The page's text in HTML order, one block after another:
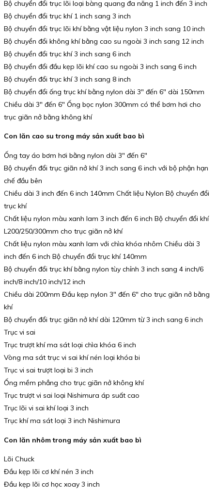
Bộ chuyển đổi trục lõi loại bàng quang đa năng 1 inch đến 3 inch
Bộ chuyển đổi trục khí 1 inch sang 3 inch
Bộ chuyển đổi trục lõi khí bằng vật liệu nylon 3 inch sang 10 inch
Bộ chuyển đổi không khí bằng cao su ngoài 3 inch sang 12 inch
Bộ chuyển đổi trục khí 3 inch sang 6 inch
Bộ chuyển đổi đầu kẹp lõi khí cao su ngoài 3 inch sang 6 inch
Bộ chuyển đổi trục khí 3 inch sang 8 inch
Bộ chuyển đổi ống trục khí bằng nylon dài 3″ đến 6″ dài 150mm
Chiều dài 3″ đến 6″ Ống bọc nylon 300mm có thể bơm hơi cho
trục giãn nở bằng không khí
Con lăn cao su trong máy sản xuất bao bì
Ống tay áo bơm hơi bằng nylon dài 3″ đến 6″
Bộ chuyển đổi trục giãn nở khí 3 inch sang 6 inch với bộ phận hạn
chế đầu bên
Chiều dài 3 inch đến 6 inch 140mm Chất liệu Nylon Bộ chuyển đổi
trục khí
Chất liệu nylon màu xanh lam 3 inch đến 6 inch Bộ chuyển đổi khí
L200/250/300mm cho trục giãn nở khí
Chất liệu nylon màu xanh lam với chìa khóa nhôm Chiều dài 3
inch đến 6 inch Bộ chuyển đổi trục khí 140mm
Bộ chuyển đổi trục khí bằng nylon tùy chỉnh 3 inch sang 4 inch/6
inch/8 inch/10 inch/12 inch
Chiều dài 200mm Đầu kẹp nylon 3″ đến 6″ cho trục giãn nở bằng
khí
Bộ chuyển đổi trục giãn nở khí dài 120mm từ 3 inch sang 6 inch
Trục vi sai
Trục trượt khí ma sát loại chìa khóa 6 inch
Vòng ma sát trục vi sai khí nén loại khóa bi
Trục vi sai trượt loại bi 3 inch
Ống mềm phẳng cho trục giãn nở không khí
Trục trượt vi sai loại Nishimura áp suất cao
Trục lõi vi sai khí loại 3 inch
Trục khí ma sát loại 3 inch Nishimura
Con lăn nhôm trong máy sản xuất bao bì
Lõi Chuck
Đầu kẹp lõi cơ khí nén 3 inch
Đầu kẹp lõi cơ học xoay 3 inch